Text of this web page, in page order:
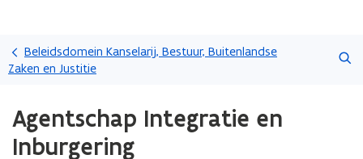
en
gaan
Beleidsdomein Kanselarij, Bestuur, Buitenlandse
Zaken en Justitie
Zoeken
met
laden.
Agentschap Integratie en
Inburgering